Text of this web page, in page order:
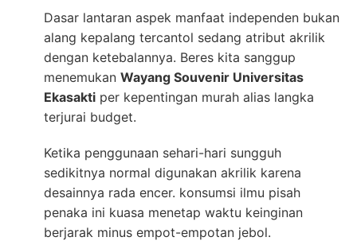
Dasar lantaran aspek manfaat independen bukan
alang kepalang tercantol sedang atribut akrilik
dengan ketebalannya. Beres kita sanggup
menemukan Wayang Souvenir Universitas
Ekasakti per kepentingan murah alias langka
terjurai budget.
Ketika penggunaan sehari-hari sungguh
sedikitnya normal digunakan akrilik karena
desainnya rada encer. konsumsi ilmu pisah
penaka ini kuasa menetap waktu keinginan
berjarak minus empot-empotan jebol.